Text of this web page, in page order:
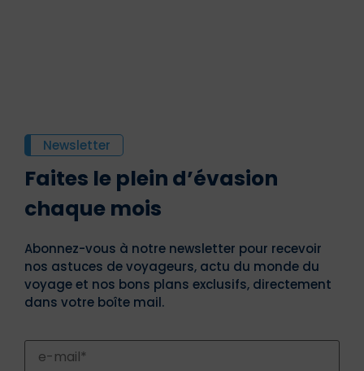
Newsletter
Faites le plein d’évasion
chaque mois
Abonnez-vous à notre newsletter pour recevoir
nos astuces de voyageurs, actu du monde du
voyage et nos bons plans exclusifs, directement
dans votre boîte mail.